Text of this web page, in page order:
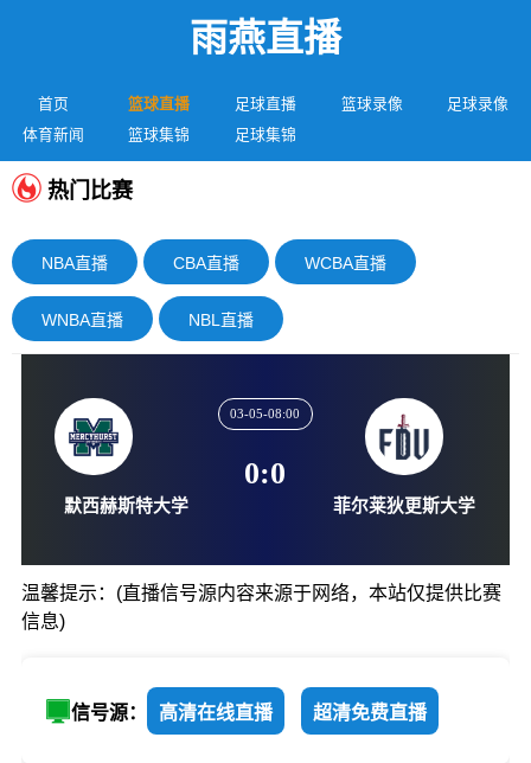
雨燕直播
首页 篮球直播 足球直播 篮球录像
足球录像
体育新闻
篮球集锦 足球集锦
热门比赛
NBA直播 CBA直播 WCBA直播
WNBA直播 NBL直播
03-05-08:00
0:0
温馨提示：(直播信号源内容来源于网络，本站仅提供比赛
信息)
信号源： 高清在线直播 超清免费直播